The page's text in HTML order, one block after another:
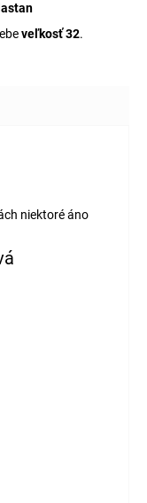
veľkosť 32.
hviezdičiek.
niektoré áno
hviezdičiek.
hviezdičiek.
hviezdičiek.